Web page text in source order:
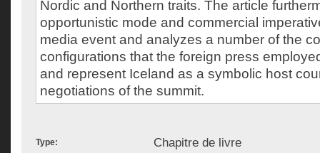
Nordic and Northern traits. The article
opportunistic mode and commercial
media event and analyzes a number of the
configurations that the foreign press
and represent Iceland as a symbolic host
negotiations of the summit.
Type: Chapitre de livre